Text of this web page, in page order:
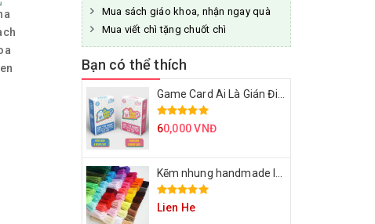
Mua sách giáo khoa, nhận ngay quà
Mua viết chì tặng chuốt chì
Bạn có thể thích
60,000 VNĐ
Lien He